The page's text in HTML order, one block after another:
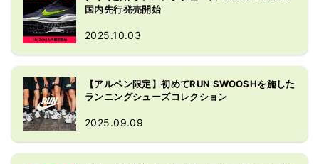
国内先行発売開始
2025.10.03
【アルペン限定】初めてRUN SWOOSHを施した
ランニングシューズコレクション
2025.09.09